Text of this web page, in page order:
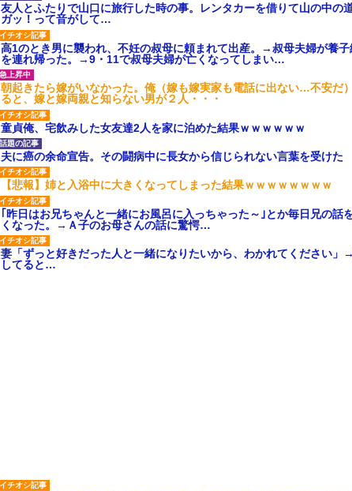
友人とふたりで山口に旅行した時の事。レンタカーを借りて山の中の
ガッ！って音がして…
高1のとき男に襲われ、不妊の叔母に頼まれて出産。→叔母夫婦が養
を連れ帰った。→9・11で叔母夫婦が亡くなってしまい…
朝起きたら嫁がいなかった。俺（嫁も嫁実家も電話に出ない…不安だ
ると、嫁と嫁両親と知らない男が２人・・・
童貞俺、宅飲みした女友達2人を家に泊めた結果ｗｗｗｗｗｗ
夫に癌の余命宣告。その闘病中に長女から信じられない言葉を受けた
【悲報】姉と入浴中に大きくなってしまった結果ｗｗｗｗｗｗｗｗ
｢昨日はお兄ちゃんと一緒にお風呂に入っちゃった～｣とか毎日兄の話
くなった。→Ａ子のお母さんの話に驚愕…
妻「ずっと好きだった人と一緒になりたいから、わかれてください」
してると…